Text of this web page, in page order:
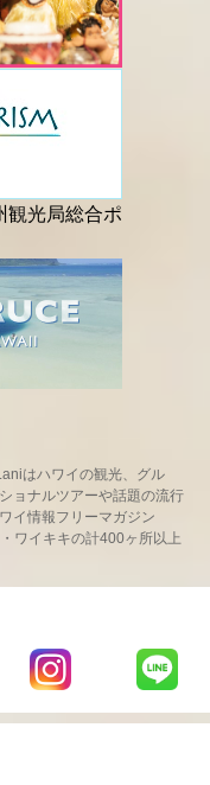
はハワイの観光、グル
ョナルツアーや話題の流行
イ情報フリーマガジン
ワイキキの計400ヶ所以上
LaniLani
LaniLani